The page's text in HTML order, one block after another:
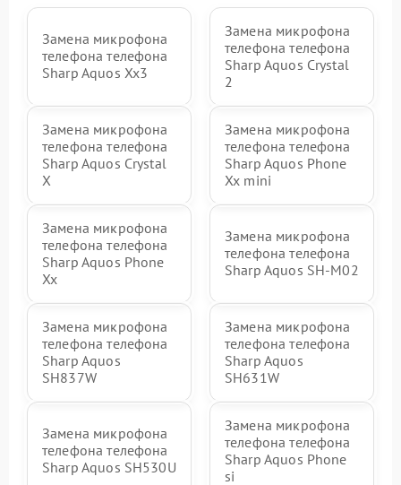
Замена микрофона
телефона телефона
Sharp Aquos Xx3
Замена микрофона
телефона телефона
Sharp Aquos Crystal
2
Замена микрофона
телефона телефона
Sharp Aquos Crystal
X
Замена микрофона
телефона телефона
Sharp Aquos Phone
Xx mini
Замена микрофона
телефона телефона
Sharp Aquos Phone
Xx
Замена микрофона
телефона телефона
Sharp Aquos SH-M02
Замена микрофона
телефона телефона
Sharp Aquos
SH837W
Замена микрофона
телефона телефона
Sharp Aquos
SH631W
Замена микрофона
телефона телефона
Sharp Aquos SH530U
Замена микрофона
телефона телефона
Sharp Aquos Phone
si